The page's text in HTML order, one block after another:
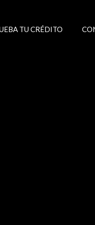
TU CRÉDITO